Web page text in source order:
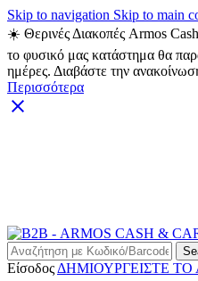
Skip to navigation Skip to main
☀️ Θερινές Διακοπές Armos
το φυσικό μας κατάστημα θα
ημέρες. Διαβάστε την
Περισσότερα
Είσοδος ΔΗΜΙΟΥΡΓΕΙΣΤΕ